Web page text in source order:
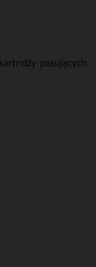
pasujących